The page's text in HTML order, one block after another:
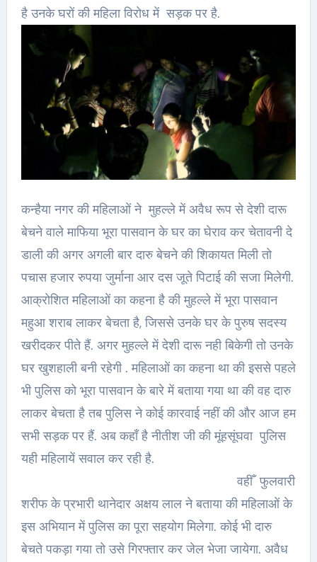
है उनके घरों की महिला विरोध में सड़क पर है.
कन्हैया नगर की महिलाओं ने मुहल्ले में अवैध रूप से देशी दारू
बेचने वाले माफिया भूरा पासवान के घर का घेराव कर चेतावनी दे
डाली की अगर अगली बार दारु बेचने की शिकायत मिली तो
पचास हजार रुपया जुर्माना आर दस जूते पिटाई की सजा मिलेगी.
आक्रोशित महिलाओं का कहना है की मुहल्ले में भूरा पासवान
महुआ शराब लाकर बेचता है, जिससे उनके घर के पुरुष सदस्य
खरीदकर पीते हैं. अगर मुहल्ले में देशी दारू नही बिकेगी तो उनके
घर खुशहाली बनी रहेगी . महिलाओं का कहना था की इससे पहले
भी पुलिस को भूरा पासवान के बारे में बताया गया था की वह दारु
लाकर बेचता है तब पुलिस ने कोई कारवाई नहीं की और आज हम
सभी सड़क पर हैं. अब कहाँ है नीतीश जी की मूंहसूंघवा पुलिस
यही महिलायें सवाल कर रही है.
वहीँ फुलवारी
शरीफ के प्रभारी थानेदार अक्षय लाल ने बताया की महिलाओं के
इस अभियान में पुलिस का पूरा सहयोग मिलेगा. कोई भी दारु
बेचते पकड़ा गया तो उसे गिरफ्तार कर जेल भेजा जायेगा. अवैध